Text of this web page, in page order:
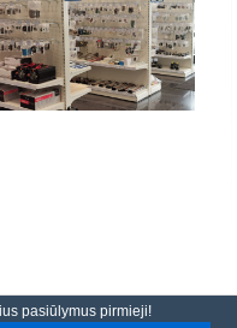
pasiūlymus pirmieji!